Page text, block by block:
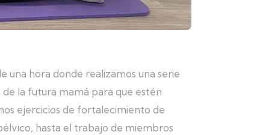
una hora donde realizamos una serie
la futura mamá para que estén
ejercicios de fortalecimiento de
hasta el trabajo de miembros